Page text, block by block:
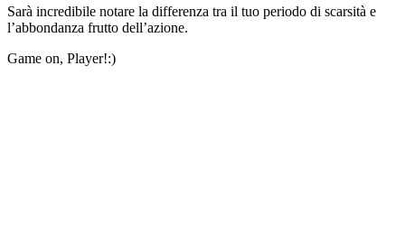
Sarà incredibile notare la differenza tra il tuo periodo di scarsità e
l’abbondanza frutto dell’azione.
Game on, Player!:)